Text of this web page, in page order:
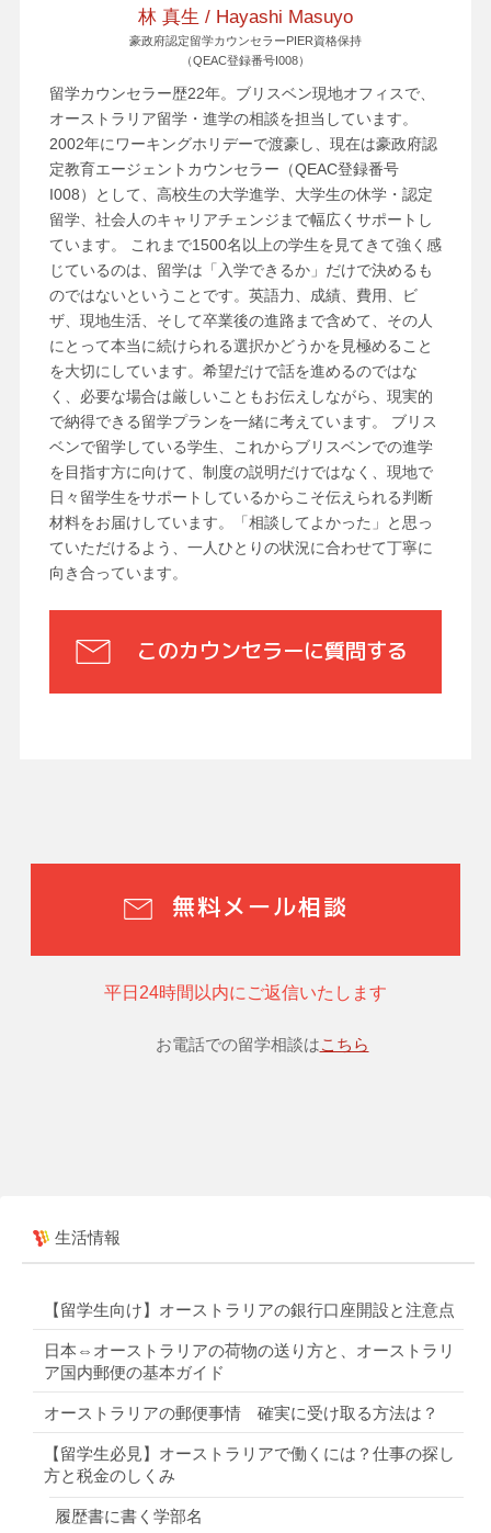
林 真生 / Hayashi Masuyo
豪政府認定留学カウンセラーPIER資格保持
（QEAC登録番号I008）
留学カウンセラー歴22年。ブリスベン現地オフィスで、
オーストラリア留学・進学の相談を担当しています。
2002年にワーキングホリデーで渡豪し、現在は豪政府認
定教育エージェントカウンセラー（QEAC登録番号
I008）として、高校生の大学進学、大学生の休学・認定
留学、社会人のキャリアチェンジまで幅広くサポートし
ています。 これまで1500名以上の学生を見てきて強く感
じているのは、留学は「入学できるか」だけで決めるも
のではないということです。英語力、成績、費用、ビ
ザ、現地生活、そして卒業後の進路まで含めて、その人
にとって本当に続けられる選択かどうかを見極めること
を大切にしています。希望だけで話を進めるのではな
く、必要な場合は厳しいこともお伝えしながら、現実的
で納得できる留学プランを一緒に考えています。 ブリス
ベンで留学している学生、これからブリスベンでの進学
を目指す方に向けて、制度の説明だけではなく、現地で
日々留学生をサポートしているからこそ伝えられる判断
材料をお届けしています。「相談してよかった」と思っ
ていただけるよう、一人ひとりの状況に合わせて丁寧に
向き合っています。
このカウンセラーに質問する
無料メール相談
平日24時間以内にご返信いたします
お電話での留学相談はこちら
生活情報
【留学生向け】オーストラリアの銀行口座開設と注意点
日本⇔オーストラリアの荷物の送り方と、オーストラリ
ア国内郵便の基本ガイド
オーストラリアの郵便事情 確実に受け取る方法は？
【留学生必見】オーストラリアで働くには？仕事の探し
方と税金のしくみ
履歴書に書く学部名